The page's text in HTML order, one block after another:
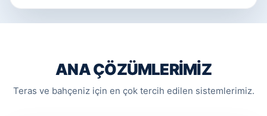
ANA ÇÖZÜMLERIMIZ
Teras ve bahçeniz için en çok tercih edilen sistemlerimiz.